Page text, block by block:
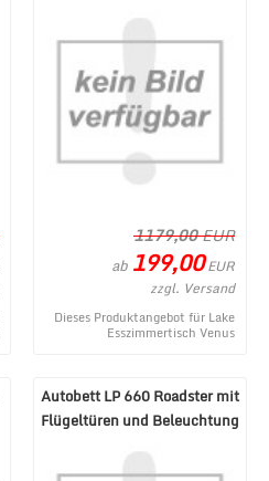
1179,00EUR
ab 199,00EUR
zzgl. Versand
Dieses Produktangebot für Lake
Esszimmertisch Venus
Autobett LP 660 Roadster mit
Flügeltüren und Beleuchtung